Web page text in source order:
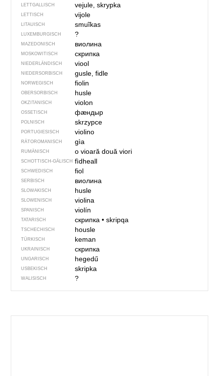
LETTGALLISCH vejule, skrypka
LETTISCH vijole
LITAUISCH smuĩkas
LUXEMBURGISCH ?
MAZEDONISCH виолина
MOSKOWITISCH скрипка
NIEDERLÄNDISCH viool
NIEDERSORBISCH gusle, fidle
NORWEGISCH fiolin
OBERSORBISCH husle
OKZITANISCH violon
OSSETISCH фӕндыр
POLNISCH skrzypce
PORTUGIESISCH violino
RÄTOROMANISCH gìa
RUMÄNISCH o vioarădouă viori
SCHOTTISCH-GÄLISCH fìdheall
SCHWEDISCH fiol
SERBISCH виолина
SLOWAKISCH husle
SLOWENISCH violina
SPANISCH violín
TATARISCH скрипка• skripqa
TSCHECHISCH housle
TÜRKISCH keman
UKRAINISCH скрипка
UNGARISCH hegedű
USBEKISCH skripka
WALISISCH ?